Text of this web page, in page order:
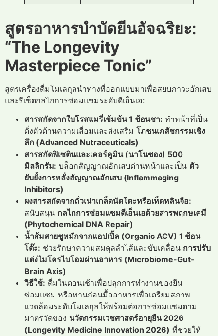
สูตรอาหารบำบัดยีนอัจฉริยะ:
“The Longevity
Masterpiece Tonic”
สูตรเครื่องดื่มโมเลกุลนำทางที่ออกแบบมาเพื่อสยบภาวะอักเสบ
และรีเซ็ตกลไกการซ่อมแซมระดับดีเอ็นเอ:
สารสกัดจากใบโรสแมรี่เข้มข้น 1 ช้อนชา: ทำหน้าที่เป็น
ดั่งตัวต้านความเสื่อมและส่งเสริม โภชนเภสัชกรรมเชิง
ลึก (Advanced Nutraceuticals)
สารสกัดฟิเซตินและเคอร์คูมิน (นาโนซอง) 500
มิลลิกรัม: บล็อกสัญญาณอักเสบด่านหน้าและเป็น ตัว
ยับยั้งการหลั่งสัญญาณอักเสบ (Inflammaging
Inhibitors)
ผงสารสกัดจากถั่วเน่าเกล็ดนัตโตะหรือเห็ดหลินจือ:
สนับสนุน กลไกการซ่อมแซมดีเอ็นเอด้วยสารพฤกษเคมี
(Phytochemical DNA Repair)
น้ำส้มสายชูหมักจากแอปเปิ้ล (Organic ACV) 1 ช้อน
โต๊ะ: ช่วยรักษาความสมดุลลำไส้และขับเคลื่อน การปรับ
แต่งไมโครไบโอมผ่านอาหาร (Microbiome-Gut-
Brain Axis)
วิธีใช้: ดื่มในตอนเช้าเพื่อปลุกการทำงานของยีน
ซ่อมแซม หรือทานก่อนมื้ออาหารเพื่อเตรียมสภาพ
แวดล้อมระดับโมเลกุลให้พร้อมต่อการซ่อมแซมตาม
มาตรวัดของ นวัตกรรมเวชศาสตร์อายุยืน 2026
(Longevity Medicine Innovation 2026) ที่ช่วยให้